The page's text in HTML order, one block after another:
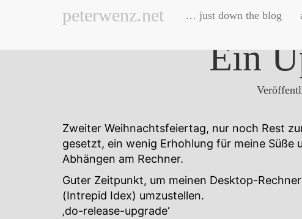
peterwenz.net … just down the blog
Ein
Zweiter Weihnachtsfeiertag, nur noch Rest
gesetzt, ein wenig Erhohlung für meine Süße
Abhängen am Rechner.
Guter Zeitpunkt, um meinen Desktop-
(Intrepid Idex) umzustellen.
‚do-release-upgrade‘